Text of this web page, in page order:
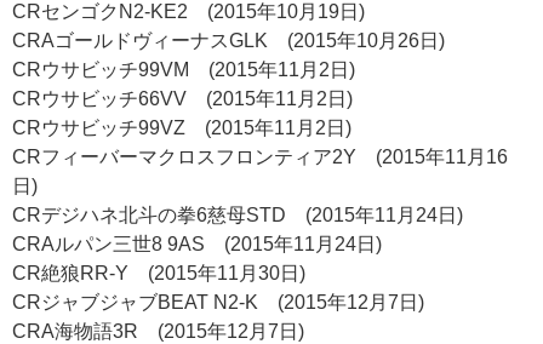
CRセンゴクN2-KE2 (2015年10月19日)
CRAゴールドヴィーナスGLK (2015年10月26日)
CRウサビッチ99VM (2015年11月2日)
CRウサビッチ66VV (2015年11月2日)
CRウサビッチ99VZ (2015年11月2日)
CRフィーバーマクロスフロンティア2Y (2015年11月16
日)
CRデジハネ北斗の拳6慈母STD (2015年11月24日)
CRAルパン三世8 9AS (2015年11月24日)
CR絶狼RR-Y (2015年11月30日)
CRジャブジャブBEAT N2-K (2015年12月7日)
CRA海物語3R (2015年12月7日)